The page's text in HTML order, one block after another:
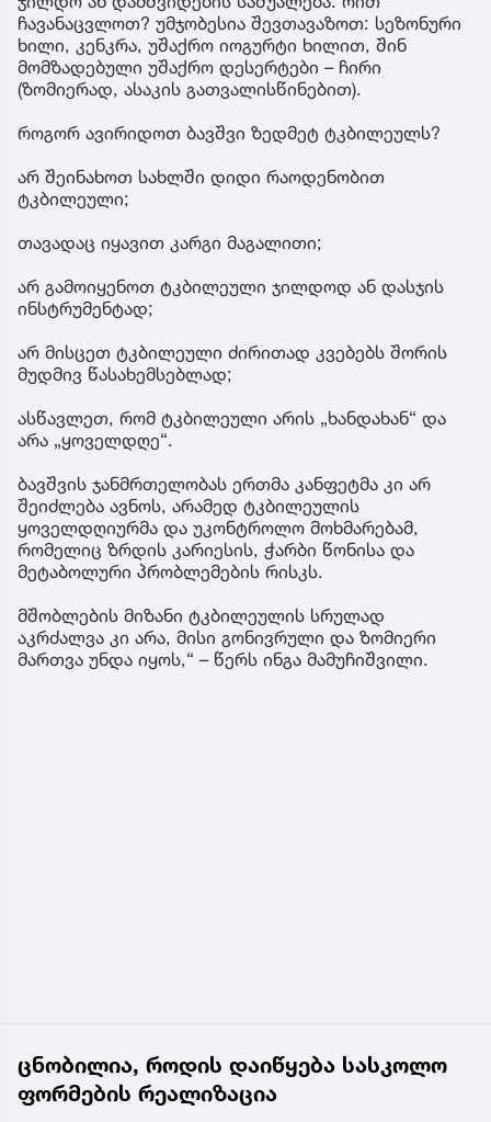
ჩავანაცვლოთ? უმჯობესია შევთავაზოთ: სეზონური
ხილი, კენკრა, უშაქრო იოგურტი ხილით, შინ
მომზადებული უშაქრო დესერტები – ჩირი
(ზომიერად, ასაკის გათვალისწინებით).
როგორ ავირიდოთ ბავშვი ზედმეტ ტკბილეულს?
არ შეინახოთ სახლში დიდი რაოდენობით
ტკბილეული;
თავადაც იყავით კარგი მაგალითი;
არ გამოიყენოთ ტკბილეული ჯილდოდ ან დასჯის
ინსტრუმენტად;
არ მისცეთ ტკბილეული ძირითად კვებებს შორის
მუდმივ წასახემსებლად;
ასწავლეთ, რომ ტკბილეული არის „ხანდახან“ და
არა „ყოველდღე“.
ბავშვის ჯანმრთელობას ერთმა კანფეტმა კი არ
შეიძლება ავნოს, არამედ ტკბილეულის
ყოველდღიურმა და უკონტროლო მოხმარებამ,
რომელიც ზრდის კარიესის, ჭარბი წონისა და
მეტაბოლური პრობლემების რისკს.
მშობლების მიზანი ტკბილეულის სრულად
აკრძალვა კი არა, მისი გონივრული და ზომიერი
მართვა უნდა იყოს,“ – წერს ინგა მამუჩიშვილი.
ცნობილია, როდის დაიწყება სასკოლო
ფორმების რეალიზაცია